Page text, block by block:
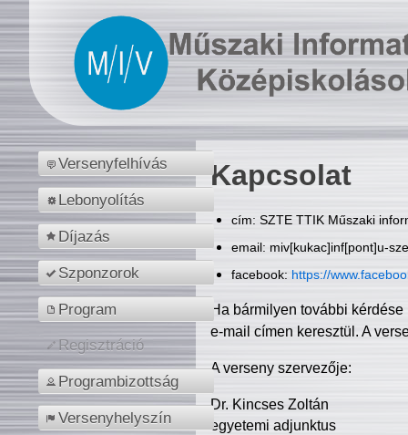
Versenyfelhívás
Lebonyolítás
Díjazás
Szponzorok
Program
Regisztráció
Programbizottság
Versenyhelyszín
Kapcsolat
cím: SZTE TTIK Műszaki
email: miv[kukac]inf[pont]u-
facebook: https://
Ha bármilyen további
e-mail címen keresztül. A
A verseny szervezője:
Dr. Kincses Zoltán
egyetemi adjunktus